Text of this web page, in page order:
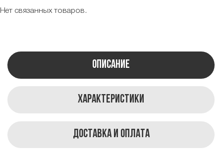
Нет связанных товаров.
Описание
Характеристики
Доставка и оплата